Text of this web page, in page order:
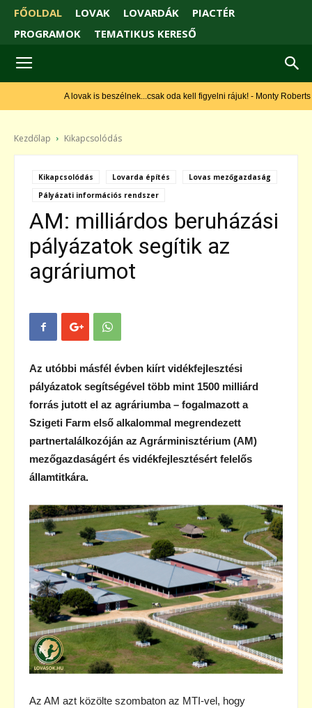
FŐOLDAL LOVAK LOVARDÁK
PIACTÉR
PROGRAMOK
TEMATIKUS KERESŐ
A lovak is beszélnek...csak oda kell figyelni rájuk! - Monty Roberts
Kezdőlap Kikapcsolódás
Kikapcsolódás Lovarda építés
Lovas mezőgazdaság
Pályázati információs rendszer
AM: milliárdos beruházási
pályázatok segítik az
agráriumot
Az utóbbi másfél évben kiírt vidékfejlesztési
pályázatok segítségével több mint 1500 milliárd
forrás jutott el az agráriumba – fogalmazott a
Szigeti Farm első alkalommal megrendezett
partnertalálkozóján az Agrárminisztérium (AM)
mezőgazdaságért és vidékfejlesztésért felelős
államtitkára.
Az AM azt közölte szombaton az MTI-vel, hogy